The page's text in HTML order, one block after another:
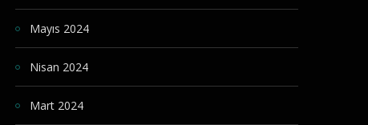
Mayıs 2024
Nisan 2024
Mart 2024